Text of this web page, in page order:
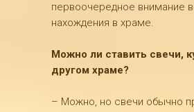
первоочередное внимание
нахождения в храме.
Можно ли ставить свечи,
другом храме?
– Можно, но свечи обычно